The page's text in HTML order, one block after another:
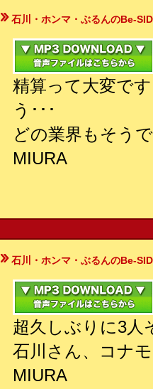
石川・ホンマ・ぶるんのBe-
精算って大変で
う･･･
どの業界もそう
MIURA
石川・ホンマ・ぶるんのBe-
超久しぶりに3人
石川さん、コナ
MIURA